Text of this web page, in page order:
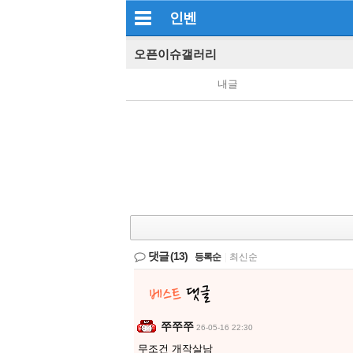
인벤
오픈이슈갤러리
내글
댓글(13) 등록순 최신순
쭈쭈쭈 26-05-16 22:30
무조건 개작살남